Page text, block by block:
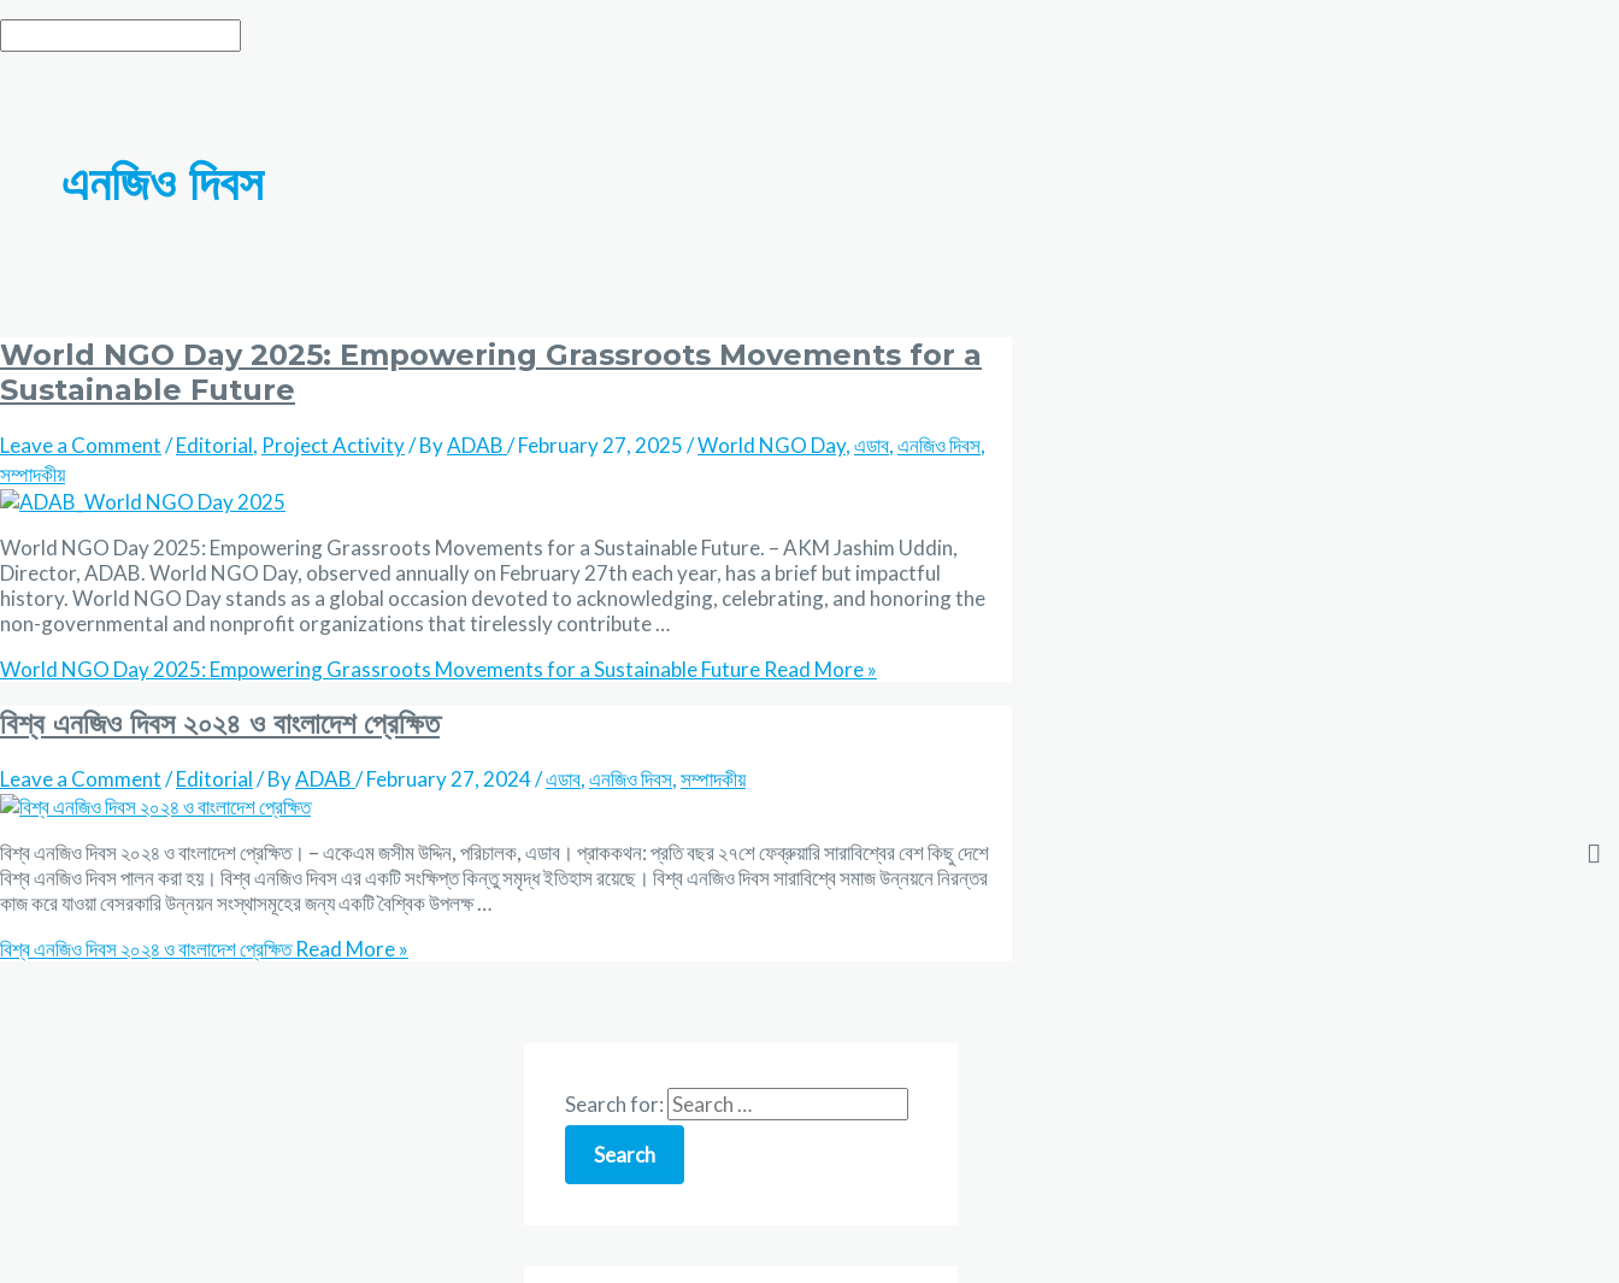
এনজিও দিবস
World NGO Day 2025: Empowering Grassroots Movements for a
Sustainable Future
Leave a Comment/Editorial, Project Activity/ ByADAB/February 27, 2025/World NGO Day,এডাব,এনজিও দিবস,
সম্পাদকীয়
World NGO Day 2025: Empowering Grassroots Movements for a Sustainable Future. – AKM Jashim Uddin,
Director, ADAB. World NGO Day, observed annually on February 27th each year, has a brief but impactful
history. World NGO Day stands as a global occasion devoted to acknowledging, celebrating, and honoring the
non-governmental and nonprofit organizations that tirelessly contribute …
World NGO Day 2025: Empowering Grassroots Movements for a Sustainable Future Read More »
বিশ্ব এনজিও দিবস ২০২৪ ও বাংলাদেশ প্রেক্ষিত
Leave a Comment/Editorial/ ByADAB/February 27, 2024/এডাব,এনজিও দিবস,সম্পাদকীয়
বিশ্ব এনজিও দিবস ২০২৪ ও বাংলাদেশ প্রেক্ষিত। – একেএম জসীম উদ্দিন, পরিচালক, এডাব। প্রাককথন: প্রতি বছর ২৭শে ফেব্রুয়ারি সারাবিশ্বের বেশ কিছু দেশে
বিশ্ব এনজিও দিবস পালন করা হয়। বিশ্ব এনজিও দিবস এর একটি সংক্ষিপ্ত কিন্তু সমৃদ্ধ ইতিহাস রয়েছে। বিশ্ব এনজিও দিবস সারাবিশ্বে সমাজ উন্নয়নে নিরন্তর
কাজ করে যাওয়া বেসরকারি উন্নয়ন সংস্থাসমূহের জন্য একটি বৈশ্বিক উপলক্ষ …
বিশ্ব এনজিও দিবস ২০২৪ ও বাংলাদেশ প্রেক্ষিতRead More »
Search for: